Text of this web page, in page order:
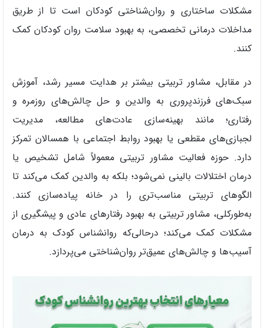
مشکلات ساختاری و روان‌شناختی کودکان است تا از طریق
مداخلات درمانی تخصصی، به بهبود سلامت روان کودکان کمک
کنند.
در مقابل، مشاور تربیتی بیشتر بر هدایت مسیر رشد، آموزش
سبک‌های فرزندپروری به والدین و حل چالش‌های روزمره و
رفتاری؛ مانند بهینه‌سازی عادت‌های مطالعه، مدیریت
لجبازی‌های مقطعی یا بهبود روابط اجتماعی با همسالان تمرکز
دارد. حوزه فعالیت مشاور تربیتی معمولاً شامل تشخیص یا
درمان اختلالات بالینی نمی‌شود؛ بلکه به والدین کمک می‌کند تا
الگوهای تربیتی مناسب‌تری را در خانه پیاده‌سازی کنند.
به‌طورکلی، مشاور تربیتی به بهبود رفتارهای عادی و پیشگیری از
مشکلات کمک می‌کند؛ درحالی‌که روانشناس کودک به درمان
آسیب‌ها و چالش‌های عمیق‌تر روان‌شناختی می‌پردازد.